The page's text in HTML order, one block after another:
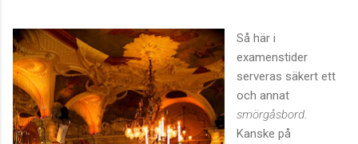
Så här i
examenstider
serveras säkert ett
och annat
smörgåsbord
Kanske på